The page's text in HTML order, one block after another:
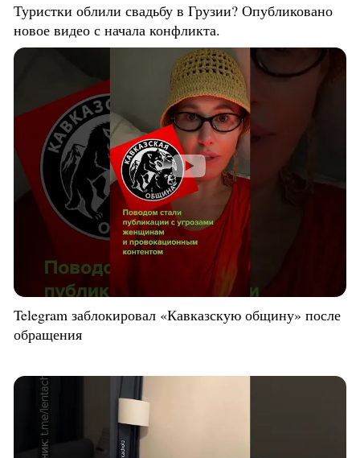
Туристки облили свадьбу в Грузии? Опубликовано
новое видео с начала конфликта.
Telegram заблокировал «Кавказскую общину» после
обращения